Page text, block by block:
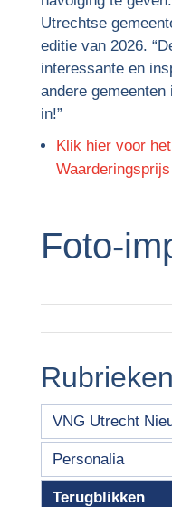
Utrechtse
editie van 2026.
interessante en
andere
in!”
Klik hier voor
Foto-
Rubrieken
VNG Utrecht
Personalia
Terugblikken